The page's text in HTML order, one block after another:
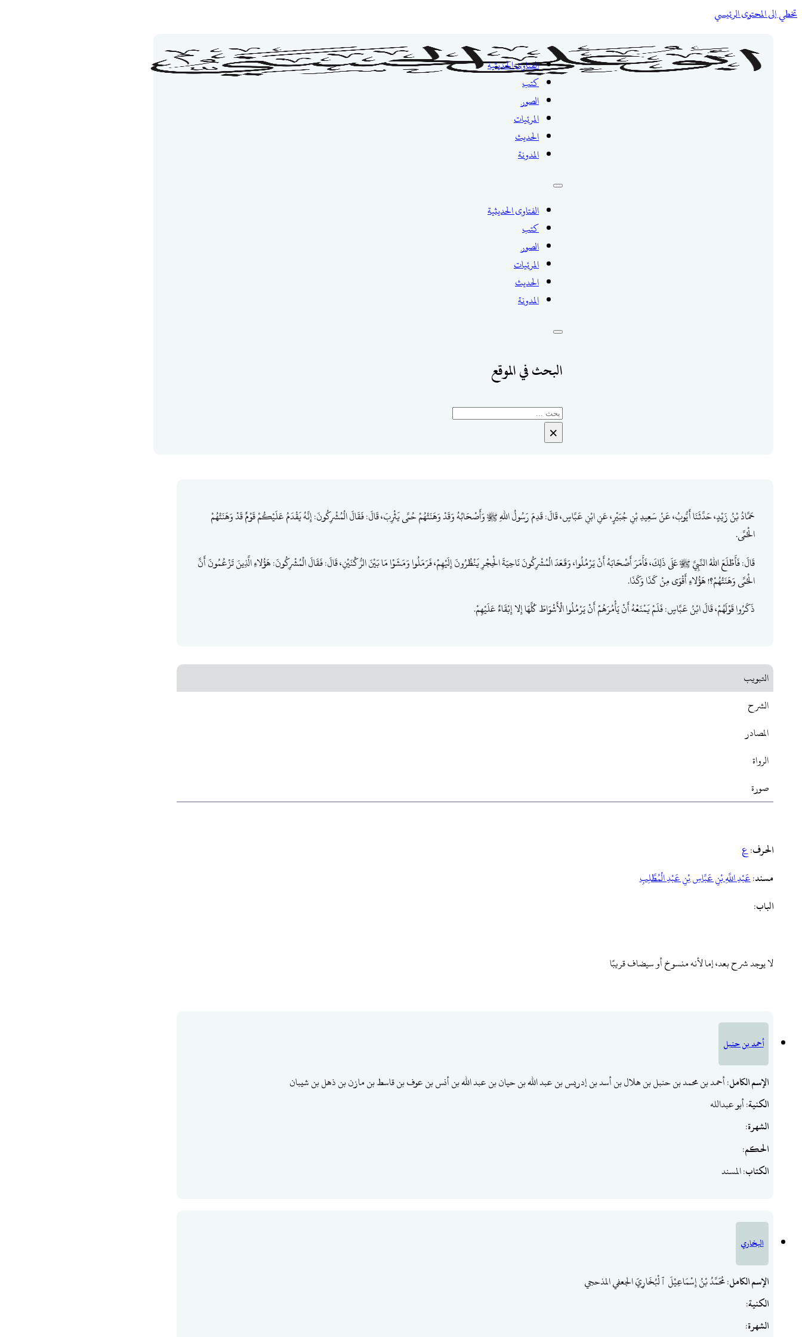
تخطي إلى المحتوى الرئيسي
الفتاوى الحديثية
كتب
الصور
المرئيات
الحديث
المدونة
الفتاوى الحديثية
كتب
الصور
المرئيات
الحديث
المدونة
البحث في الموقع
بحث
×
حَمَّادُ بْنُ زَيْدٍ، حَدَّثَنَا أَيُّوبُ، عَنْ سَعِيدِ بْنِ جُبَيْرٍ، عَنِ ابْنِ عَبَّاسٍ، قَالَ: قَدِمَ رَسُولُ اللهِ ﷺ وَأَصْحَابُهُ وَقَدْ وَهَنَتْهُمْ حُمَّى يَثْرِبَ، قَالَ: فَقَالَ الْمُشْرِكُونَ: إِنَّهُ يَقْدَمُ عَلَيْكُمْ قَوْمٌ قَدْ وَهَنَتْهُمْ
الْحُمَّى.
قَالَ: فَأَطْلَعَ اللهُ النَّبِيَّ ﷺ عَلَى ذَلِكَ، فَأَمَرَ أَصْحَابَهُ أَنْ يَرْمُلُوا، وَقَعَدَ الْمُشْرِكُونَ نَاحِيَةَ الْحِجْرِ يَنْظُرُونَ إِلَيْهِمْ، فَرَمَلُوا وَمَشَوْا مَا بَيْنَ الرُّكْنَيْنِ، قَالَ: فَقَالَ الْمُشْرِكُونَ: هَؤُلاءِ الَّذِينَ تَزْعُمُونَ أَنَّ
الْحُمَّى وَهَنَتْهُمْ؟! هَؤُلاءِ أَقْوَى مِنْ كَذَا وَكَذَا.
ذَكَرُوا قَوْلَهُمْ، قَالَ ابْنُ عَبَّاسٍ: فَلَمْ يَمْنَعْهُ أَنْ يَأْمُرَهُمْ أَنْ يَرْمُلُوا الْأَشْوَاطَ كُلَّهَا إِلا إِبْقَاءٌ عَلَيْهِمْ.
التبويب
الشرح
المصادر
الرواة
صورة
الحرف:ع
مسند:‌عَبْدِ ‌اللَّهِ ‌بْنِ ‌عَبَّاسِ ‌بْنِ ‌عَبْدِ ‌الْمُطَّلِبِ
الباب:
لا يوجد شرح بعد، إما لأنه منسوخ أو سيضاف قريبًا
أحمد بن حنبل
الإسم الكامل: أحمد بن محمد بن حنبل بن هلال بن أسد بن إدريس بن عبد الله بن حيان بن عبد الله بن أنس بن عوف بن قاسط بن مازن بن ذهل بن شيبان
الكنية: أبو عبدالله
الشهرة:
الحكم:
الكتاب: المسند
البخاري
الإسم الكامل: مُحَمَّدُ بْنُ إِسْمَاعِيْلَ ٱلْبُخَارِيّ الجعفي المذحجي
الكنية:
الشهرة: